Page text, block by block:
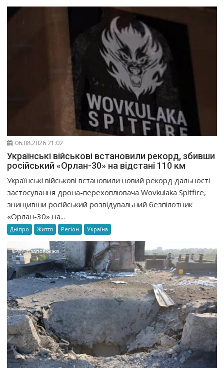
06.08.2026 21:02
Українські військові встановили рекорд, збивши
російський «Орлан-30» на відстані 110 км
Українські військові встановили новий рекорд дальності
застосування дрона-перехоплювача Wovkulaka Spitfire,
знищивши російський розвідувальний безпілотник
«Орлан-30» на...
Дніпро Життя Регіон Україна